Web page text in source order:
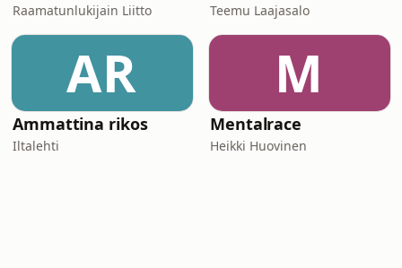
Raamatunlukijain Liitto Teemu Laajasalo
AR
Ammattina rikos
Iltalehti
M
Mentalrace
Heikki Huovinen